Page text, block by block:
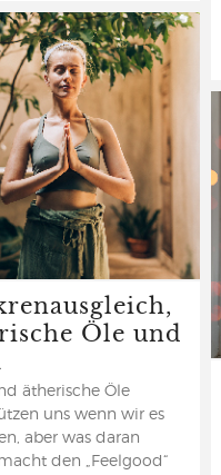
Öle und
ätherische Öle
uns wenn wir es
aber was daran
den „Feelgood“